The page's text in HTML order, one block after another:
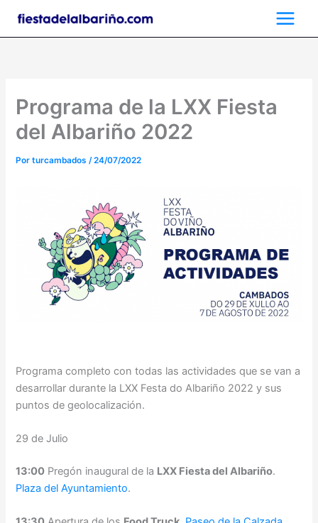
contenido
Programa de la LXX Fiesta
del Albariño 2022
Porturcambados/24/07/2022
Programa completo con todas las actividades que se van a
desarrollar durante la LXX Festa do Albariño 2022 y sus
puntos de geolocalización.
29 de Julio
13:00 Pregón inaugural de la LXX Fiesta del Albariño.
Plaza del Ayuntamiento.